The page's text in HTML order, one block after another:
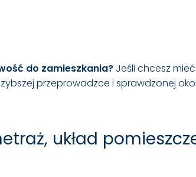
do zamieszkania? Jeśli chcesz
przeprowadzce i sprawdzonej
układ